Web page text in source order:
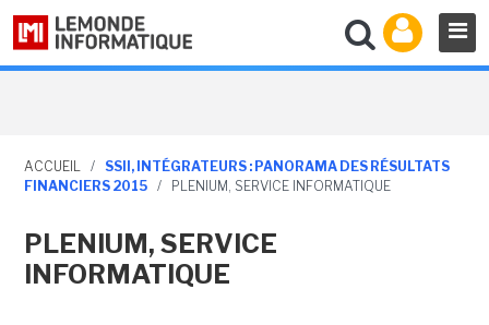
ACCUEIL /
SSII, INTÉGRATEURS : PANORAMA DES RÉSULTATS
FINANCIERS 2015
/ PLENIUM, SERVICE INFORMATIQUE
PLENIUM, SERVICE
INFORMATIQUE